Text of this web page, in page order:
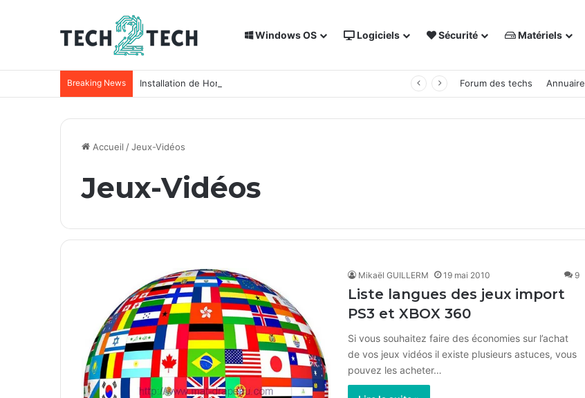
Windows OS Logiciels Sécurité Matériels
Breaking News Installation de Home Assistant sur un NAS Synology Forum des techs Annuaire
Accueil /Jeux-Vidéos
Jeux-Vidéos
Mikaël GUILLERM 19 mai 2010 9
Liste langues des jeux import
PS3 et XBOX 360
Si vous souhaitez faire des économies sur l’achat
de vos jeux vidéos il existe plusieurs astuces, vous
pouvez les acheter…